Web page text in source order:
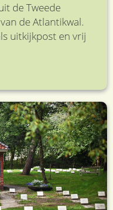
de Tweede
de Atlantikwal.
uitkijkpost en vrij